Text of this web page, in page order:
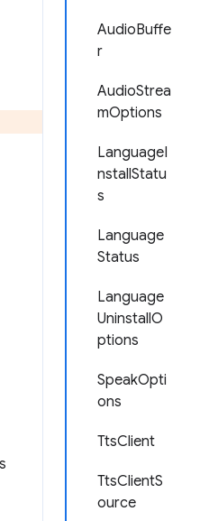
AudioBuffe
r
AudioStrea
mOptions
LanguageI
nstallStatu
s
Language
Status
Language
UninstallO
ptions
SpeakOpti
ons
TtsClient
TtsClientS
ource